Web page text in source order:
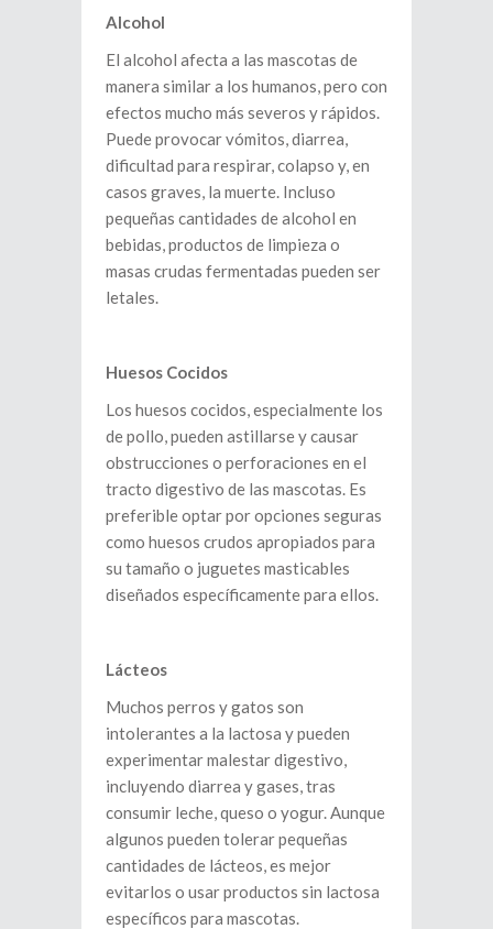
Alcohol
El alcohol afecta a las mascotas de
manera similar a los humanos, pero con
efectos mucho más severos y rápidos.
Puede provocar vómitos, diarrea,
dificultad para respirar, colapso y, en
casos graves, la muerte. Incluso
pequeñas cantidades de alcohol en
bebidas, productos de limpieza o
masas crudas fermentadas pueden ser
letales.
Huesos Cocidos
Los huesos cocidos, especialmente los
de pollo, pueden astillarse y causar
obstrucciones o perforaciones en el
tracto digestivo de las mascotas. Es
preferible optar por opciones seguras
como huesos crudos apropiados para
su tamaño o juguetes masticables
diseñados específicamente para ellos.
Lácteos
Muchos perros y gatos son
intolerantes a la lactosa y pueden
experimentar malestar digestivo,
incluyendo diarrea y gases, tras
consumir leche, queso o yogur. Aunque
algunos pueden tolerar pequeñas
cantidades de lácteos, es mejor
evitarlos o usar productos sin lactosa
específicos para mascotas.